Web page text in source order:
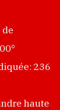
236
haute